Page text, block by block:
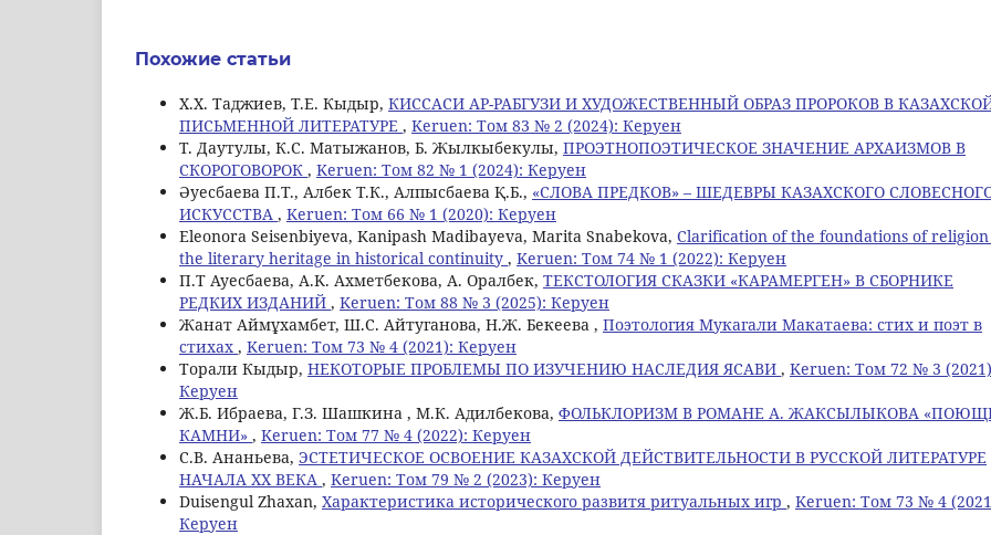
Похожие статьи
Х.Х. Таджиев, Т.Е. Кыдыр, КИССАСИ АР-РАБГУЗИ И ХУДОЖЕСТВЕННЫЙ ОБРАЗ ПРОРОКОВ В
ПИСЬМЕННОЙ ЛИТЕРАТУРЕ , Keruen: Том 83 № 2 (2024): Керуен
Т. Даутулы, К.С. Матыжанов, Б. Жылкыбекулы, ПРОЭТНОПОЭТИЧЕСКОЕ ЗНАЧЕНИЕ АРХАИЗМОВ В
СКОРОГОВОРОК , Keruen: Том 82 № 1 (2024): Керуен
Әуесбаева П.Т., Албек Т.К., Алпысбаева Қ.Б., «СЛОВА ПРЕДКОВ» – ШЕДЕВРЫ КАЗАХСКОГО
ИСКУССТВА , Keruen: Том 66 № 1 (2020): Керуен
Eleonora Seisenbiyeva, Kanipash Madibayeva, Marita Snabekova, Clarification of the foundations of
the literary heritage in historical continuity , Keruen: Том 74 № 1 (2022): Керуен
П.Т Ауесбаева, A.K. Ахметбекова, А. Оралбек, ТЕКСТОЛОГИЯ СКАЗКИ «КАРАМЕРГЕН» В СБОРНИКЕ
РЕДКИХ ИЗДАНИЙ , Keruen: Том 88 № 3 (2025): Керуен
Жанат Аймұхамбет, Ш.С. Айтуганова, Н.Ж. Бекеева , Поэтология Мукагали Макатаева: стих и поэт в
стихах , Keruen: Том 73 № 4 (2021): Керуен
Торали Кыдыр, НЕКОТОРЫЕ ПРОБЛЕМЫ ПО ИЗУЧЕНИЮ НАСЛЕДИЯ ЯСАВИ , Keruen: Том 72 № 3
Керуен
Ж.Б. Ибраева, Г.З. Шашкина , М.К. Адилбекова, ФОЛЬКЛОРИЗМ В РОМАНЕ А. ЖАКСЫЛЫКОВА
КАМНИ» , Keruen: Том 77 № 4 (2022): Керуен
С.В. Ананьева, ЭСТЕТИЧЕСКОЕ ОСВОЕНИЕ КАЗАХСКОЙ ДЕЙСТВИТЕЛЬНОСТИ В РУССКОЙ ЛИТЕРАТУРЕ
НАЧАЛА ХХ ВЕКА , Keruen: Том 79 № 2 (2023): Керуен
Duisengul Zhaxan, Характеристика исторического развитя ритуальных игр , Keruen: Том 73 № 4
Керуен